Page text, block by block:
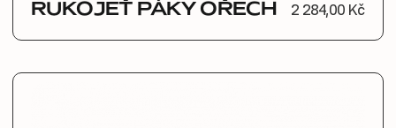
RUKOJEŤ PÁKY OŘECH 2 284,00 Kč